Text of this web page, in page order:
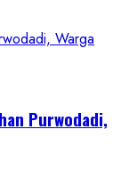
Warga
Purwodadi,